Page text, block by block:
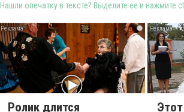
Нашли опечатку в тексте? Выделите её и нажмите
i
Ролик длится